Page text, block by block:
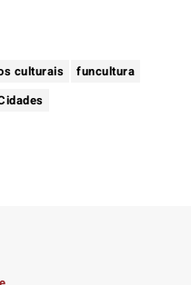
culturais
funcultura